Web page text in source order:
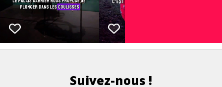
Suivez-nous !